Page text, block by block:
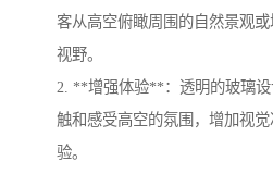
客从高空俯瞰周围的自然景观
视野。
2. **增强体验**：透明的玻璃
触和感受高空的氛围，增加视
验。